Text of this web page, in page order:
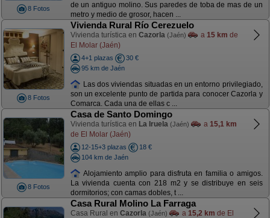
8 Fotos
de un antiguo molino. Sus paredes de toba de mas de un
metro y medio de grosor, hacen ...
8 Fotos
Vivienda Rural Río Cerezuelo
Vivienda turística en Cazorla (Jaén) a 15 km de
El Molar (Jaén)
4+1 plazas
30 €
95 km de Jaén
Las dos viviendas situadas en un entorno privilegiado,
son un excelente punto de partida para conocer Cazorla y
Comarca. Cada una de ellas c ...
8 Fotos
Casa de Santo Domingo
Vivienda turística en La Iruela (Jaén) a 15,1 km
de El Molar (Jaén)
12-15+3 plazas
18 €
104 km de Jaén
Alojamiento amplio para disfruta en familia o amigos.
La vivienda cuenta con 218 m2 y se distribuye en seis
dormitorios; con camas dobles, t ...
Casa Rural Molino La Farraga
Casa Rural en Cazorla (Jaén) a 15,2 km de El